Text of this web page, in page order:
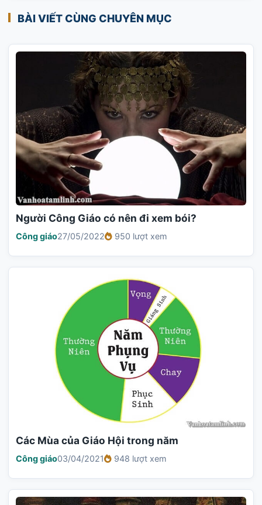
BÀI VIẾT CÙNG CHUYÊN MỤC
Người Công Giáo có nên đi xem bói?
Công giáo27/05/2022 950 lượt xem
Các Mùa của Giáo Hội trong năm
Công giáo03/04/2021 948 lượt xem